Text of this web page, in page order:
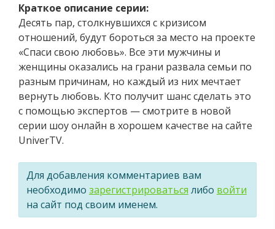
Краткое описание серии:
Десять пар, столкнувшихся с кризисом
отношений, будут бороться за место на проекте
«Спаси свою любовь». Все эти мужчины и
женщины оказались на грани развала семьи по
разным причинам, но каждый из них мечтает
вернуть любовь. Кто получит шанс сделать это
с помощью экспертов — смотрите в новой
серии шоу онлайн в хорошем качестве на сайте
UniverTV.
Для добавления комментариев вам
необходимо зарегистрироваться либо войти
на сайт под своим именем.